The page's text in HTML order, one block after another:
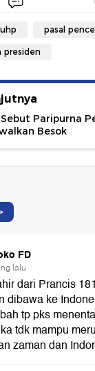
pasal
presiden
Paripurna
Besok